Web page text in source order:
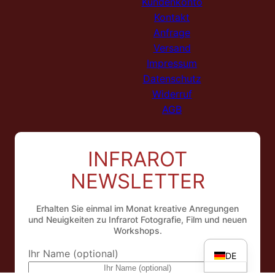
Kontakt
Anfrage
Versand
Impressum
Datenschutz
Widerruf
AGB
INFRAROT
NEWSLETTER
Erhalten Sie einmal im Monat kreative Anregungen
und Neuigkeiten zu Infrarot Fotografie, Film und neuen
Workshops.
Ihr Name (optional) DE
IT